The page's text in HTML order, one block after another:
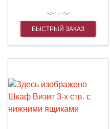
БЫСТРЫЙ ЗАКАЗ